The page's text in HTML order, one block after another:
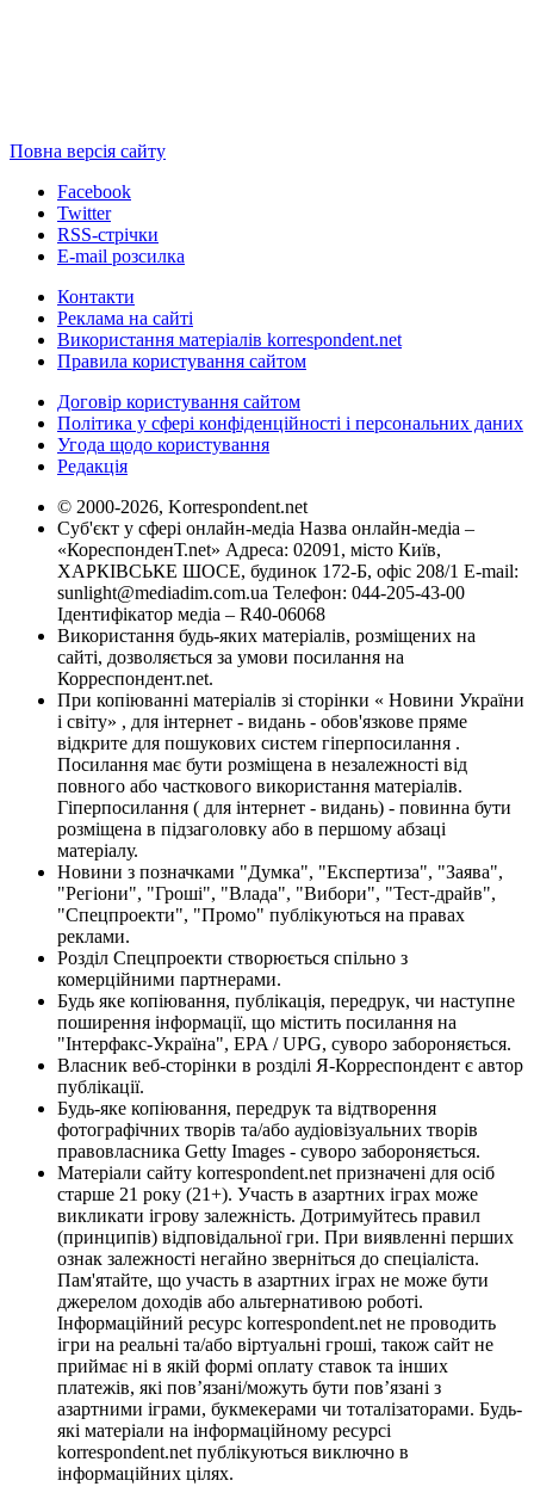
Повна версія сайту
Facebook
Twitter
RSS-стрічки
E-mail розсилка
Контакти
Реклама на сайті
Використання матеріалів korrespondent.net
Правила користування сайтом
Договір користування сайтом
Політика у сфері конфіденційності і персональних даних
Угода щодо користування
Редакція
© 2000-2026, Korrespondent.net
Суб'єкт у сфері онлайн-медіа Назва онлайн-медіа –
«КореспонденТ.net» Адреса: 02091, місто Київ,
ХАРКІВСЬКЕ ШОСЕ, будинок 172-Б, офіс 208/1 E-mail:
sunlight@mediadim.com.ua Телефон: 044-205-43-00
Ідентифікатор медіа – R40-06068
Використання будь-яких матеріалів, розміщених на
сайті, дозволяється за умови посилання на
Корреспондент.net.
При копіюванні матеріалів зі сторінки « Новини України
і світу» , для інтернет - видань - обов'язкове пряме
відкрите для пошукових систем гіперпосилання .
Посилання має бути розміщена в незалежності від
повного або часткового використання матеріалів.
Гіперпосилання ( для інтернет - видань) - повинна бути
розміщена в підзаголовку або в першому абзаці
матеріалу.
Новини з позначками "Думка", "Експертиза", "Заява",
"Регіони", "Гроші", "Влада", "Вибори", "Тест-драйв",
"Спецпроекти", "Промо" публікуються на правах
реклами.
Розділ Спецпроекти створюється спільно з
комерційними партнерами.
Будь яке копіювання, публікація, передрук, чи наступне
поширення інформації, що містить посилання на
"Інтерфакс-Україна", EPA / UPG, суворо забороняється.
Власник веб-сторінки в розділі Я-Корреспондент є автор
публікації.
Будь-яке копіювання, передрук та відтворення
фотографічних творів та/або аудіовізуальних творів
правовласника Getty Images - суворо забороняється.
Матеріали сайту korrespondent.net призначені для осіб
старше 21 року (21+). Участь в азартних іграх може
викликати ігрову залежність. Дотримуйтесь правил
(принципів) відповідальної гри. При виявленні перших
ознак залежності негайно зверніться до спеціаліста.
Пам'ятайте, що участь в азартних іграх не може бути
джерелом доходів або альтернативою роботі.
Інформаційний ресурс korrespondent.net не проводить
ігри на реальні та/або віртуальні гроші, також сайт не
приймає ні в якій формі оплату ставок та інших
платежів, які пов’язані/можуть бути пов’язані з
азартними іграми, букмекерами чи тоталізаторами. Будь-
які матеріали на інформаційному ресурсі
korrespondent.net публікуються виключно в
інформаційних цілях.